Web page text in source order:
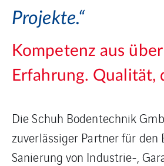
Projekte.“
Kompetenz aus
Erfahrung. Qualität,
Die Schuh Bodentechnik
zuverlässiger Partner für den
Sanierung von Industrie-,